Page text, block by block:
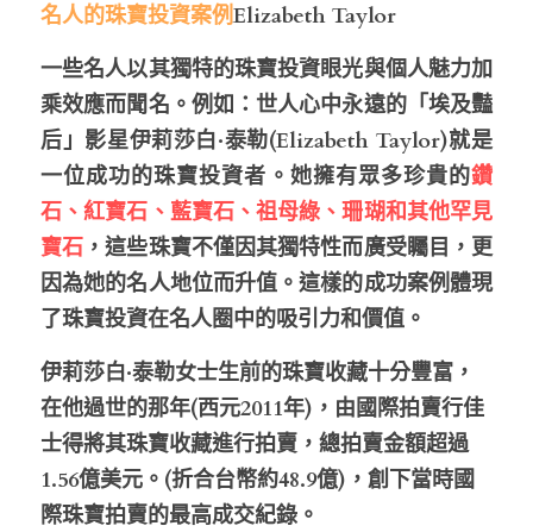
名人的珠寶投資案例Elizabeth Taylor
一些名人以其獨特的珠寶投資眼光與個人魅力加
乘效應而聞名。例如：世人心中永遠的「埃及豔
后」影星伊莉莎白·泰勒(Elizabeth Taylor)就是
一位成功的珠寶投資者。她擁有眾多珍貴的鑽
石、紅寶石、藍寶石、祖母綠、珊瑚和其他罕見
寶石 ，這些珠寶不僅因其獨特性而廣受矚目，更
因為她的名人地位而升值。這樣的成功案例體現
了珠寶投資在名人圈中的吸引力和價值。
伊莉莎白·泰勒女士生前的珠寶收藏十分豐富，
在他過世的那年(西元2011年)，由國際拍賣行佳
士得將其珠寶收藏進行拍賣，總拍賣金額超過
1.56億美元。(折合台幣約48.9億)，創下當時國
際珠寶拍賣的最高成交紀錄。